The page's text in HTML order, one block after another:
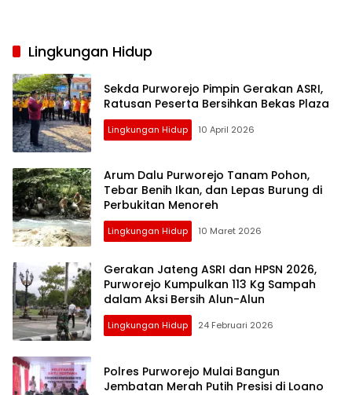
Lingkungan Hidup
Sekda Purworejo Pimpin Gerakan ASRI,
Ratusan Peserta Bersihkan Bekas Plaza
Lingkungan Hidup 10 April 2026
Arum Dalu Purworejo Tanam Pohon,
Tebar Benih Ikan, dan Lepas Burung di
Perbukitan Menoreh
Lingkungan Hidup 10 Maret 2026
Gerakan Jateng ASRI dan HPSN 2026,
Purworejo Kumpulkan 113 Kg Sampah
dalam Aksi Bersih Alun-Alun
Lingkungan Hidup 24 Februari 2026
Polres Purworejo Mulai Bangun
Jembatan Merah Putih Presisi di Loano